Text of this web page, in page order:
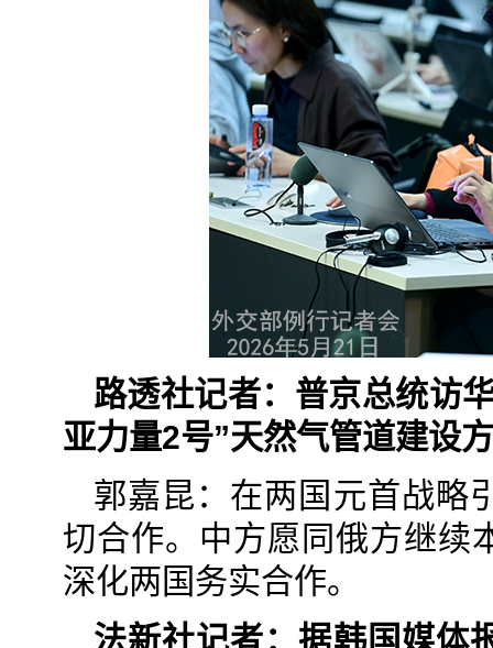
路透社记者：普京总统访
亚力量2号”天然气管道建设
郭嘉昆：在两国元首战略
切合作。中方愿同俄方继续
深化两国务实合作。
法新社记者：据韩国媒体